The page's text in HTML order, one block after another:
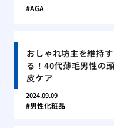
AGA
おしゃれ坊主を維持す
る！40代薄毛男性の頭
皮ケア
2024.09.09
男性化粧品